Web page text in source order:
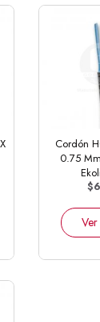
Cordón
0.75